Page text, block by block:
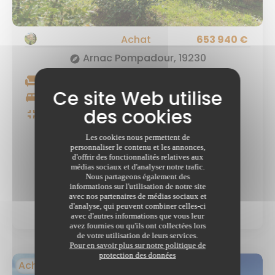
Achat 653 940 €
explore Arnac Pompadour, 19230
chair
king_bed 2 chambres
fullscreen_exit
maps_home_work Voir le bien
Achat
Les cookies nous permettent de
personnaliser le contenu et les annonces,
d'offrir des fonctionnalités relatives aux
médias sociaux et d'analyser notre trafic.
Nous partageons également des
informations sur l'utilisation de notre site
avec nos partenaires de médias sociaux et
d'analyse, qui peuvent combiner celles-ci
avec d'autres informations que vous leur
avez fournies ou qu'ils ont collectées lors
de votre utilisation de leurs services.
Pour en savoir plus sur notre politique de
protection des données